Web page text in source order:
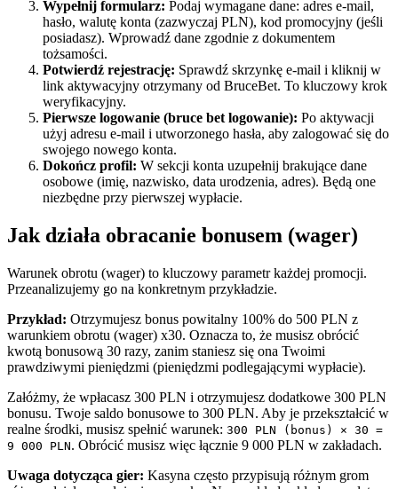
Wypełnij formularz: Podaj wymagane dane: adres e-mail,
hasło, walutę konta (zazwyczaj PLN), kod promocyjny (jeśli
posiadasz). Wprowadź dane zgodnie z dokumentem
tożsamości.
Potwierdź rejestrację: Sprawdź skrzynkę e-mail i kliknij w
link aktywacyjny otrzymany od BruceBet. To kluczowy krok
weryfikacyjny.
Pierwsze logowanie (bruce bet logowanie): Po aktywacji
użyj adresu e-mail i utworzonego hasła, aby zalogować się do
swojego nowego konta.
Dokończ profil: W sekcji konta uzupełnij brakujące dane
osobowe (imię, nazwisko, data urodzenia, adres). Będą one
niezbędne przy pierwszej wypłacie.
Jak działa obracanie bonusem (wager)
Warunek obrotu (wager) to kluczowy parametr każdej promocji.
Przeanalizujemy go na konkretnym przykładzie.
Przykład: Otrzymujesz bonus powitalny 100% do 500 PLN z
warunkiem obrotu (wager) x30. Oznacza to, że musisz obrócić
kwotą bonusową 30 razy, zanim staniesz się ona Twoimi
prawdziwymi pieniędzmi (pieniędzmi podlegającymi wypłacie).
Załóżmy, że wpłacasz 300 PLN i otrzymujesz dodatkowe 300 PLN
bonusu. Twoje saldo bonusowe to 300 PLN. Aby je przekształcić w
realne środki, musisz spełnić warunek: 300 PLN (bonus) × 30 =
9 000 PLN. Obrócić musisz więc łącznie 9 000 PLN w zakładach.
Uwaga dotycząca gier: Kasyna często przypisują różnym grom